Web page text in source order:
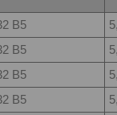
B5
B5
B5
B5